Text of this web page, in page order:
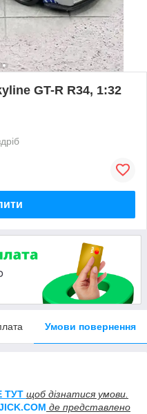
GT-R R34, 1:32
Умови повернення
ТУТ щоб дізнатися умови.
де представлено